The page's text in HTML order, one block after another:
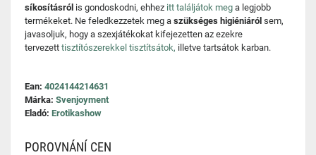
síkosításról is gondoskodni, ehhez itt találjátok meg a legjobb
termékeket. Ne feledkezzetek meg a szükséges higiéniáról sem,
javasoljuk, hogy a szexjátékokat kifejezetten az ezekre
tervezett tisztítószerekkel tisztítsátok, illetve tartsátok karban.
Ean: 4024144214631
Márka: Svenjoyment
Eladó: Erotikashow
POROVNÁNÍ CEN